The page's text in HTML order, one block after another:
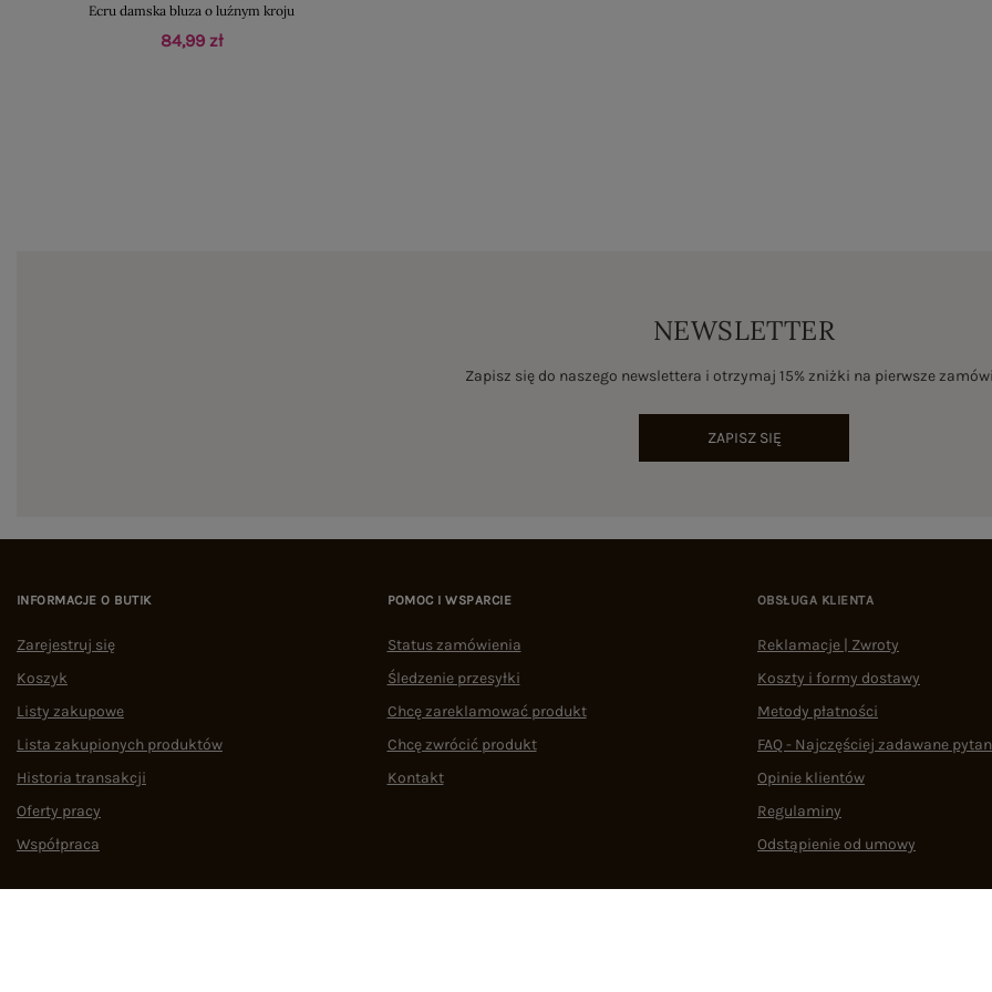
Ecru damska bluza o luźnym kroju
84,99 zł
NEWSLETTER
Zapisz się do naszego newslettera i otrzymaj 15% zniżki na pierwsze
ZAPISZ SIĘ
INFORMACJE O BUTIK
Zarejestruj się
Koszyk
Listy zakupowe
Lista zakupionych produktów
Historia transakcji
Oferty pracy
Współpraca
POMOC I WSPARCIE
Status zamówienia
Śledzenie przesyłki
Chcę zareklamować produkt
Chcę zwrócić produkt
Kontakt
OBSŁUGA KLIENTA
Reklamacje | Zwroty
Koszty i formy dostawy
Metody płatności
FAQ - Najczęściej zadawane
Opinie klientów
Regulaminy
Odstąpienie od umowy